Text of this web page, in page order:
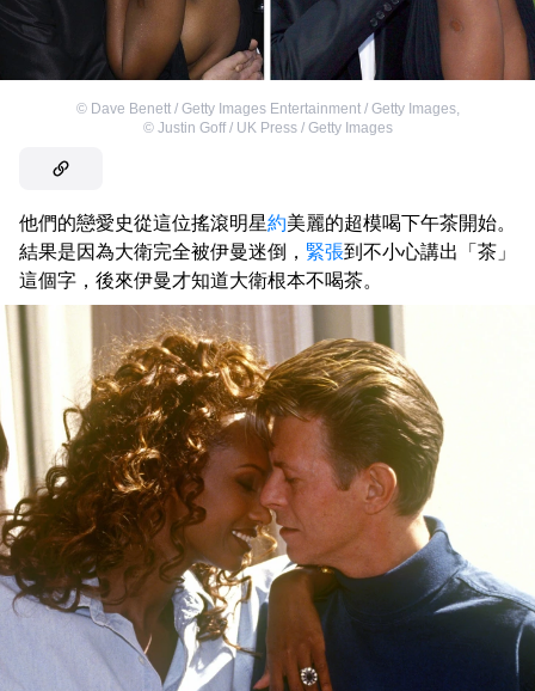
© Dave Benett / Getty Images Entertainment / Getty Images,
© Justin Goff / UK Press / Getty Images
他們的戀愛史從這位搖滾明星約美麗的超模喝下午茶開始。
結果是因為大衛完全被伊曼迷倒， 緊張到不小心講出「茶」
這個字，後來伊曼才知道大衛根本不喝茶。